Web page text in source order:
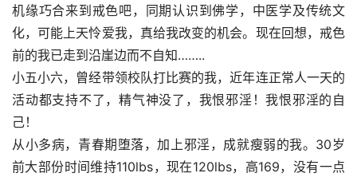
机缘巧合来到戒色吧，同期认识到佛学，中医学及传统文
化，可能上天怜爱我，真给我改变的机会。现在回想，戒色
前的我已走到沿崖边而不自知……..
小五小六，曾经带领校队打比赛的我，近年连正常人一天的
活动都支持不了，精气神没了，我恨邪淫！我恨邪淫的自
己！
从小多病，青春期堕落，加上邪淫，成就瘦弱的我。30岁
前大部份时间维持110lbs，现在120lbs，高169，没有一点